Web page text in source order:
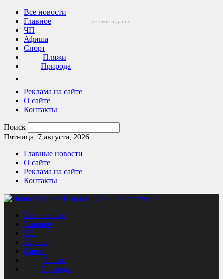
Все новости
Главное
ЧП
Афиша
Спорт
Пляжи
Природа
Реклама на сайте
О сайте
Контакты
Поиск
Пятница, 7 августа, 2026
Главные новости
О сайте
Реклама на сайте
Контакты
Новости Сочи Sochinews.io
сетевое издание
Все новости
Главное
ЧП
Афиша
Спорт
Пляжи
Природа